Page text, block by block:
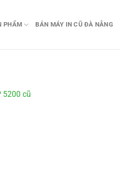
PHẨM BÁN MÁY IN CŨ ĐÀ NẴNG
5200 cũ